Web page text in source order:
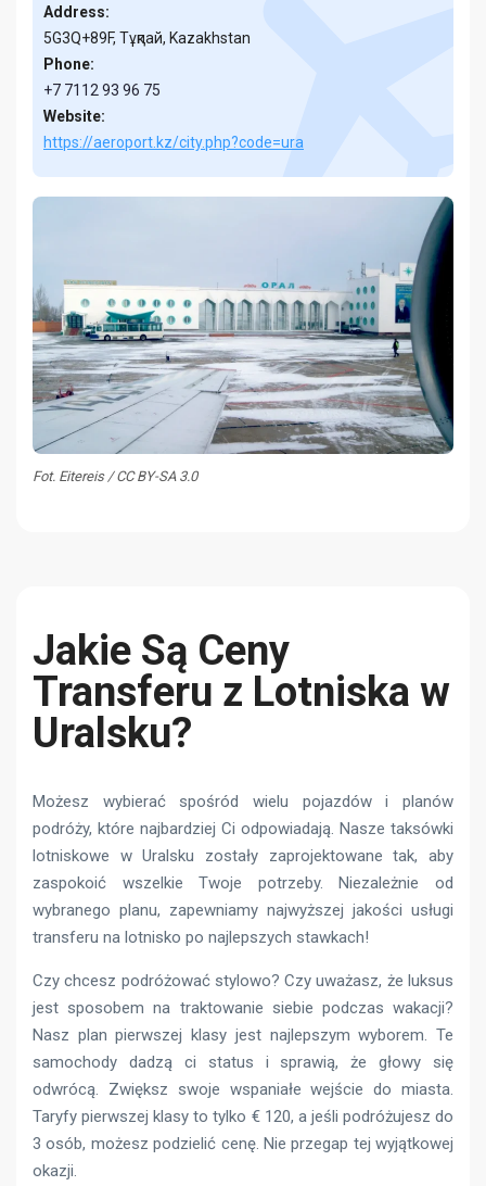
Address:
5G3Q+89F, Тұқпай, Kazakhstan
Phone:
+7 7112 93 96 75
Website:
https://aeroport.kz/city.php?code=ura
Fot. Eitereis / CC BY-SA 3.0
Jakie Są Ceny
Transferu z Lotniska w
Uralsku?
Możesz wybierać spośród wielu pojazdów i planów
podróży, które najbardziej Ci odpowiadają. Nasze taksówki
lotniskowe w Uralsku zostały zaprojektowane tak, aby
zaspokoić wszelkie Twoje potrzeby. Niezależnie od
wybranego planu, zapewniamy najwyższej jakości usługi
transferu na lotnisko po najlepszych stawkach!
Czy chcesz podróżować stylowo? Czy uważasz, że luksus
jest sposobem na traktowanie siebie podczas wakacji?
Nasz plan pierwszej klasy jest najlepszym wyborem. Te
samochody dadzą ci status i sprawią, że głowy się
odwrócą. Zwiększ swoje wspaniałe wejście do miasta.
Taryfy pierwszej klasy to tylko € 120, a jeśli podróżujesz do
3 osób, możesz podzielić cenę. Nie przegap tej wyjątkowej
okazji.